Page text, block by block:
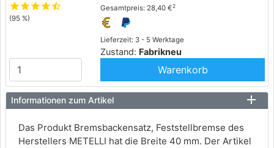
starstarstarstarstar_half
(95 %)
Lieferzeit: 3 - 5 Werktage
Zustand: Fabrikneu
Gesamtpreis: 28,40 €2
Warenkorb
Informationen zum Artikel
Das Produkt Bremsbackensatz, Feststellbremse des
Herstellers METELLI hat die Breite 40 mm. Der Artikel